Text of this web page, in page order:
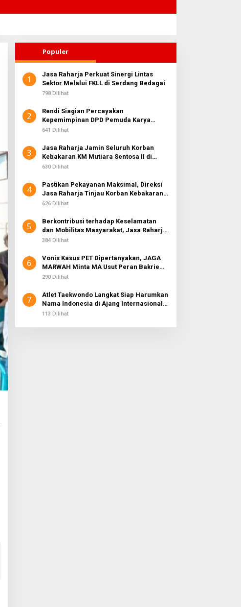
Populer
1
Jasa Raharja Perkuat Sinergi Lintas
Sektor Melalui FKLL di Serdang Bedagai
798 Dilihat
2
Rendi Siagian Percayakan
Kepemimpinan DPD Pemuda Karya
Nasional Kota Medan kepada Josef
641 Dilihat
3
Jasa Raharja Jamin Seluruh Korban
Kebakaran KM Mutiara Sentosa II di
Perairan Sumenep
630 Dilihat
4
Pastikan Pekayanan Maksimal, Direksi
Jasa Raharja Tinjau Korban Kebakaran
KM Mutiara Sentosa II
626 Dilihat
5
Berkontribusi terhadap Keselamatan
dan Mobilitas Masyarakat, Jasa Raharja
Raih Penghargaan di Ajang Transportasi
384 Dilihat
6
Vonis Kasus PET Dipertanyakan, JAGA
MARWAH Minta MA Usut Peran Bakrie
Group
290 Dilihat
7
Atlet Taekwondo Langkat Siap Harumkan
Nama Indonesia di Ajang Internasional
G2 Asian
113 Dilihat